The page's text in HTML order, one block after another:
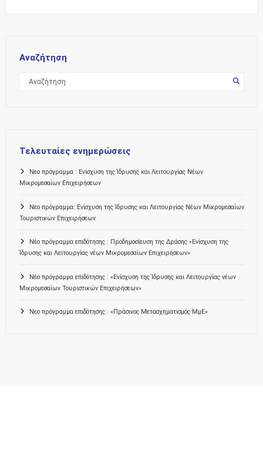
Αναζήτηση
Τελευταίες ενημερώσεις
Νεο πρόγραμμα : Ενίσχυση της Ίδρυσης και Λειτουργίας Νέων
Μικρομεσαίων Επιχειρήσεων
Νεο πρόγραμμα: Ενίσχυση της Ίδρυσης και Λειτουργίας Νέων Μικρομεσαίων
Τουριστικών Επιχειρήσεων
Νέο πρόγραμμα επιδότησης : Προδημοσίευση της Δράσης «Ενίσχυση της
Ίδρυσης και Λειτουργίας νέων Μικρομεσαίων Επιχειρήσεων»
Νέο πρόγραμμα επιδότησης : «Ενίσχυση της Ίδρυσης και Λειτουργίας νέων
Μικρομεσαίων Τουριστικών Επιχειρήσεων»
Νεο πρόγραμμα επιδότησης : «Πράσινος Μετασχηματισμός ΜμΕ»